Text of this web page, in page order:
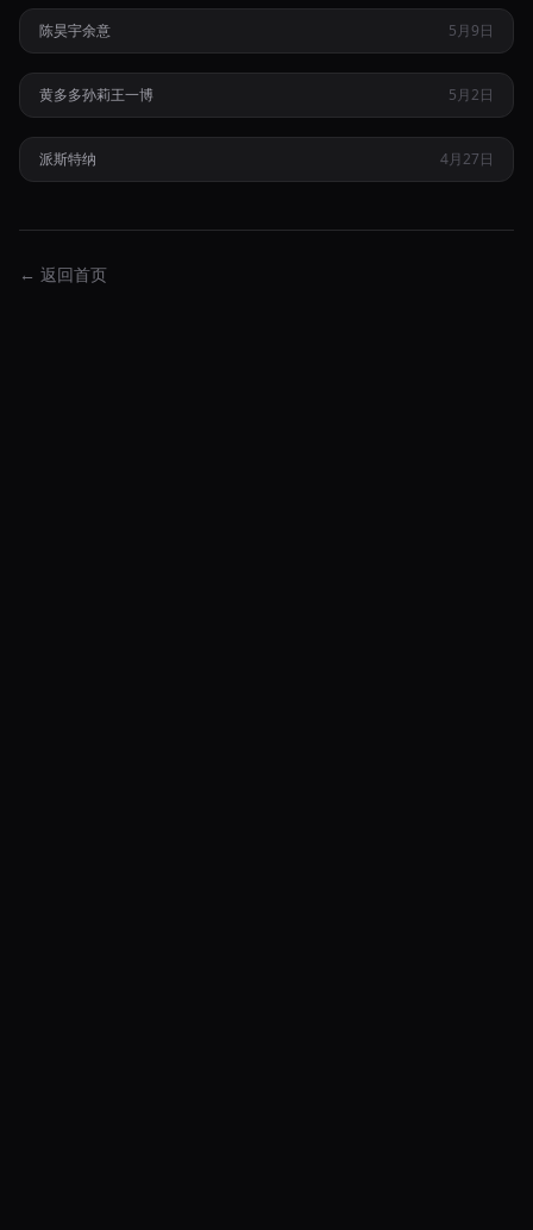
陈昊宇余意 5月9日
热
汤唯官宣高龄怀二胎引发旧作尺度争议及前夫田雨分手旧闻再
被翻出
黄多多孙莉王一博 5月2日
澳洲天才创业家派斯特纳在曼哈顿涉嫌暴力袭击前女友并卷入
加密货币诈骗案
派斯特纳 4月27日
← 返回首页